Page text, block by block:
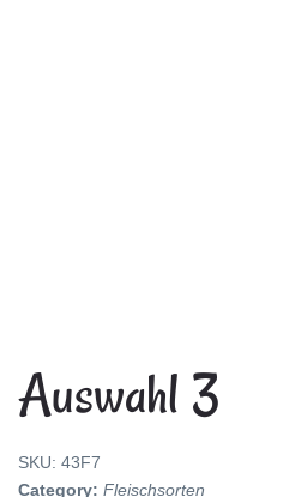
Auswahl 3
SKU: 43F7
Category: Fleischsorten